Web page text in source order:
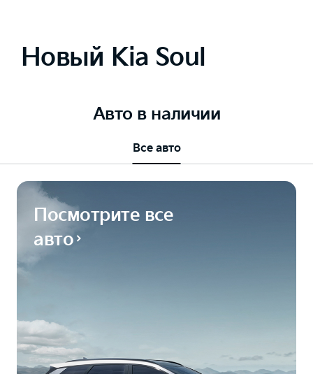
Новый Kia Soul
Авто в наличии
Все авто
Посмотрите все
авто